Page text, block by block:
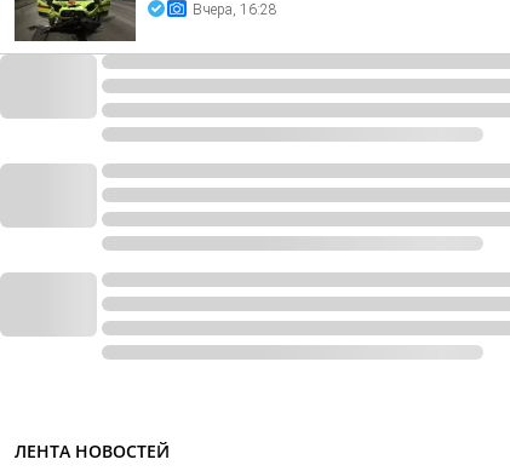
Вчера, 16:28
ЛЕНТА НОВОСТЕЙ